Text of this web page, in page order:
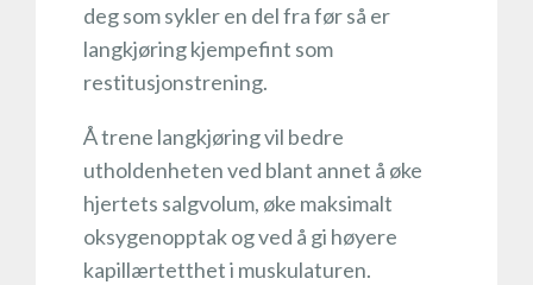
deg som sykler en del fra før så er
langkjøring kjempefint som
restitusjonstrening.
Å trene langkjøring vil bedre
utholdenheten ved blant annet å øke
hjertets salgvolum, øke maksimalt
oksygenopptak og ved å gi høyere
kapillærtetthet i muskulaturen.